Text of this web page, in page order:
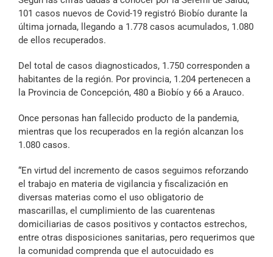
Archivo Sonoro
101 casos nuevos de Covid-19 registró Biobío durante la
última jornada, llegando a 1.778 casos acumulados, 1.080
de ellos recuperados.
Del total de casos diagnosticados, 1.750 corresponden a
habitantes de la región. Por provincia, 1.204 pertenecen a
la Provincia de Concepción, 480 a Biobío y 66 a Arauco.
Once personas han fallecido producto de la pandemia,
mientras que los recuperados en la región alcanzan los
1.080 casos.
“En virtud del incremento de casos seguimos reforzando
el trabajo en materia de vigilancia y fiscalización en
diversas materias como el uso obligatorio de
mascarillas, el cumplimiento de las cuarentenas
domiciliarias de casos positivos y contactos estrechos,
entre otras disposiciones sanitarias, pero requerimos que
la comunidad comprenda que el autocuidado es